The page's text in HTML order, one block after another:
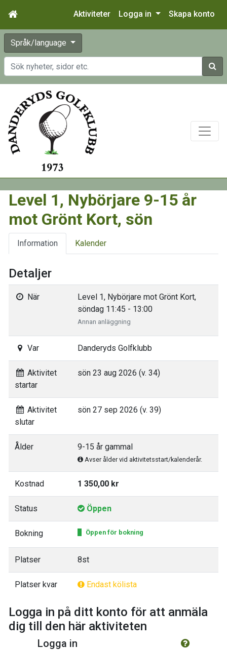
Aktiviteter Logga in Skapa konto
Språk/language
Sök
Level 1, Nybörjare 9-15 år
mot Grönt Kort, sön
Information Kalender
Detaljer
När
Level 1, Nybörjare mot Grönt Kort,
söndag 11:45 - 13:00
Annan anläggning
Var Danderyds Golfklubb
Aktivitet
startar
sön 23 aug 2026 (v. 34)
Aktivitet
slutar
sön 27 sep 2026 (v. 39)
Ålder 9-15 år gammal
Avser ålder vid aktivitetsstart/kalenderår.
Kostnad 1 350,00 kr
Status Öppen
Bokning Öppen för bokning
Platser 8st
Platser kvar Endast kölista
Logga in på ditt konto för att anmäla
dig till den här aktiviteten
Logga in